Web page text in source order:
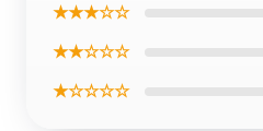
★★★☆☆
★★☆☆☆
★☆☆☆☆